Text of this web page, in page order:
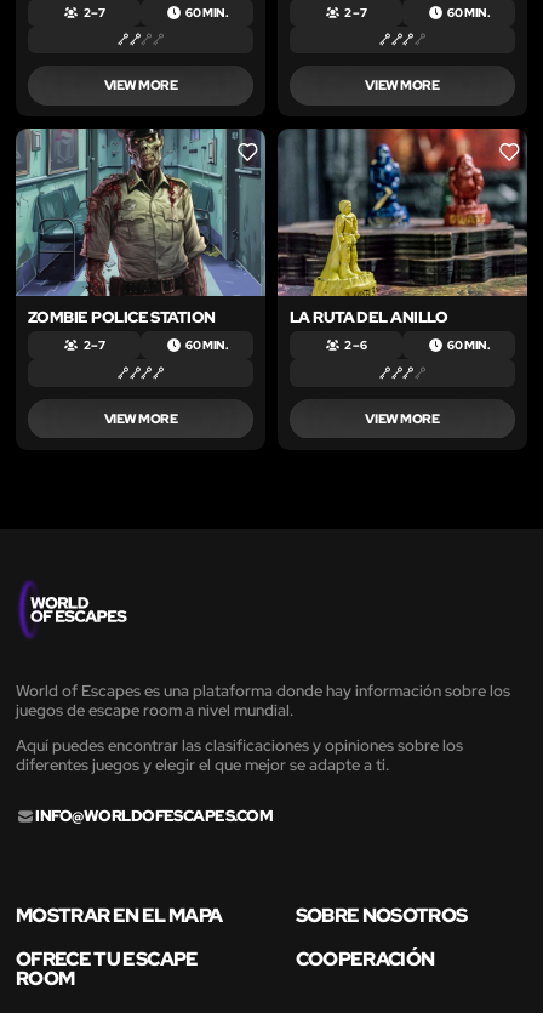
2 – 7 60 MIN.
VIEW MORE
2 – 7 60 MIN.
VIEW MORE
LIKE
ZOMBIE POLICE STATION
2 – 7 60 MIN.
VIEW MORE
LIKE
LA RUTA DEL ANILLO
2 – 6 60 MIN.
VIEW MORE
World of Escapes es una plataforma donde hay información sobre los
juegos de escape room a nivel mundial.
Aquí puedes encontrar las clasificaciones y opiniones sobre los
diferentes juegos y elegir el que mejor se adapte a ti.
INFO@WORLDOFESCAPES.COM
MOSTRAR EN EL MAPA
SOBRE NOSOTROS
OFRECE TU ESCAPE
ROOM
COOPERACIÓN